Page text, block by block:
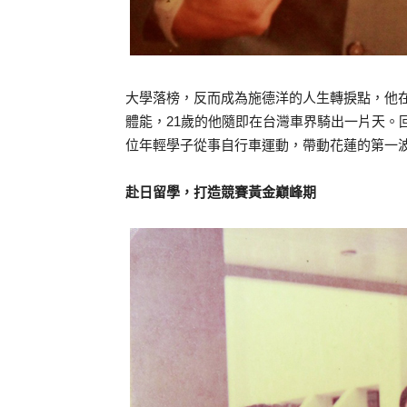
大學落榜，反而成為施德洋的人生轉捩點，
體能，21歲的他隨即在台灣車界騎出一片天
位年輕學子從事自行車運動，帶動花蓮的第一
赴日留學，打造競賽黃金巔峰期